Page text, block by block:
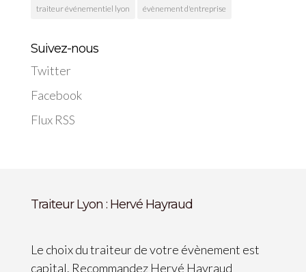
traiteur événementiel lyon évènement d'entreprise
Suivez-nous
Twitter
Facebook
Flux RSS
Traiteur Lyon : Hervé Hayraud
Le choix du traiteur de votre évènement est
capital. Recommandez Hervé Hayraud